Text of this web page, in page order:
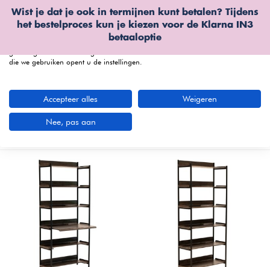
Wist je dat je ook in termijnen kunt betalen? Tijdens
het bestelproces kun je kiezen voor de Klarna IN3
betaaloptie
Wandkasten bij Furnea (190 artikelen)
Filters
Wij gebruiken cookies
We kunnen deze plaatsen voor analyse van onze bezoekersgegevens, om
onze website te verbeteren, gepersonaliseerde inhoud te tonen en om u een
die we gebruiken opent u de instellingen.
Accepteer alles Weigeren
Nee, pas aan